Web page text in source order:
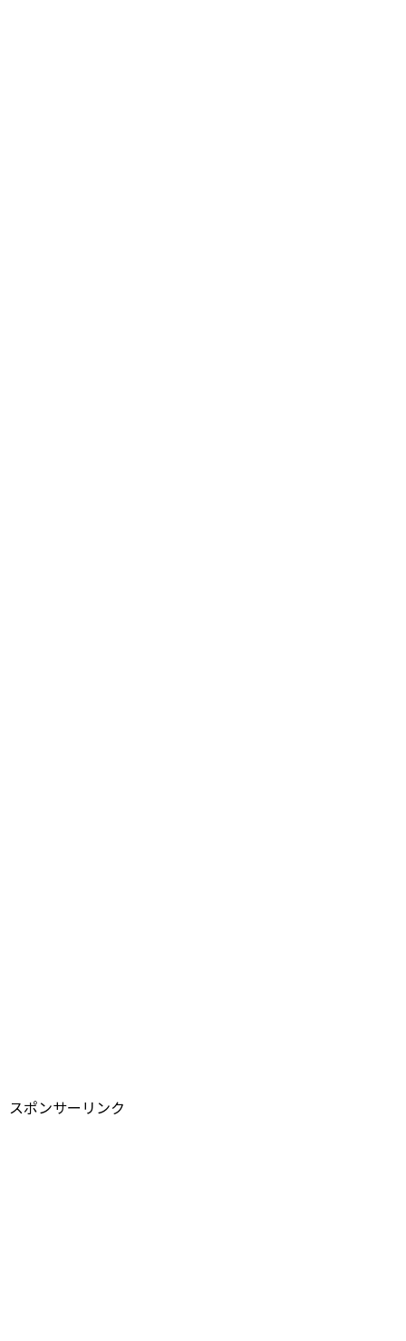
スポンサーリンク